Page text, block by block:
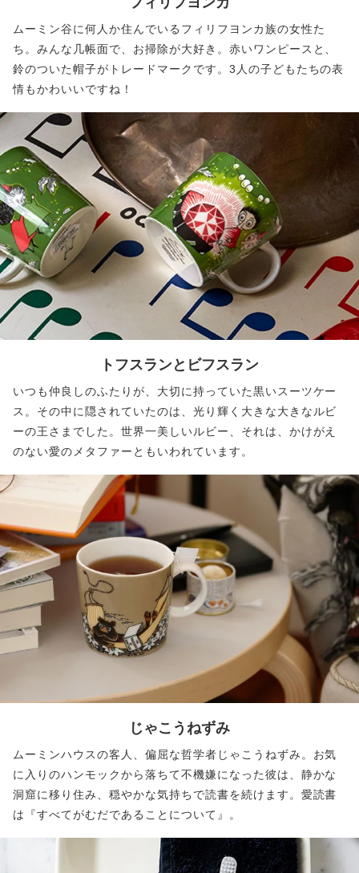
ムーミン谷に何人か住んでいるフィリフヨンカ族の女性た
ち。みんな几帳面で、お掃除が大好き。赤いワンピースと、
鈴のついた帽子がトレードマークです。3人の子どもたちの表
情もかわいいですね！
トフスランとビフスラン
いつも仲良しのふたりが、大切に持っていた黒いスーツケー
ス。その中に隠されていたのは、光り輝く大きな大きなルビ
ーの王さまでした。世界一美しいルビー、それは、かけがえ
のない愛のメタファーともいわれています。
じゃこうねずみ
ムーミンハウスの客人、偏屈な哲学者じゃこうねずみ。お気
に入りのハンモックから落ちて不機嫌になった彼は、静かな
洞窟に移り住み、穏やかな気持ちで読書を続けます。愛読書
は『すべてがむだであることについて』。